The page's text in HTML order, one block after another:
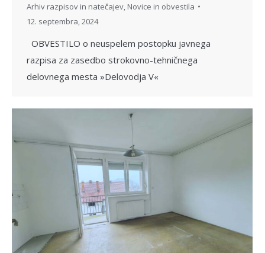
Arhiv razpisov in natečajev Novice in obvestila
12. septembra, 2024
OBVESTILO o neuspelem postopku javnega
razpisa za zasedbo strokovno-tehničnega
delovnega mesta »Delovodja V«